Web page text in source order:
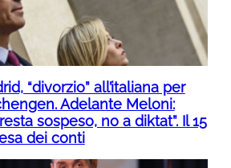
“divorzio” all’italiana per
Adelante Meloni:
resta sospeso, no a diktat”. Il 15
dei conti